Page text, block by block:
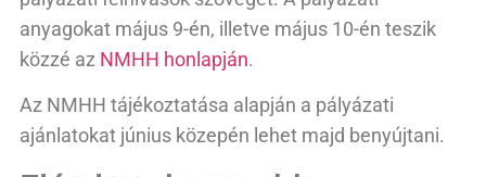
anyagokat május 9-én, illetve május 10-én teszik
közzé az NMHH honlapján.
Az NMHH tájékoztatása alapján a pályázati
ajánlatokat június közepén lehet majd benyújtani.